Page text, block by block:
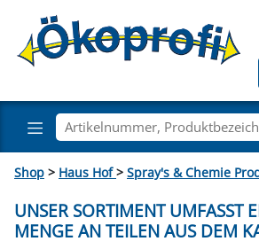
Shop > Haus Hof> Spray's & Chemie
UNSER SORTIMENT UMFASST
ENGE AN TEILEN AUS DEM